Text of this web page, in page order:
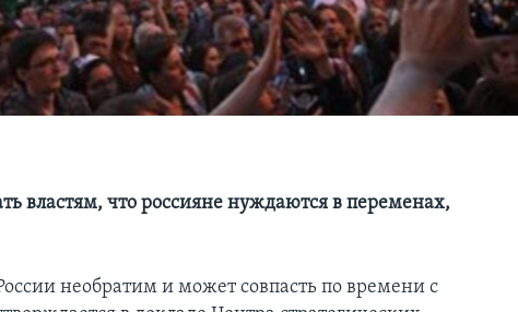
властям, что россияне нуждаются в переменах,
необратим и может совпасть по времени с